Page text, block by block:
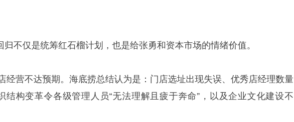
归不仅是统筹红石榴计划，也是给张勇和资本市场的情绪价值。
经营不达预期。海底捞总结认为是：门店选址出现失误、优秀店经理数量
结构变革令各级管理人员“无法理解且疲于奔命”，以及企业文化建设不